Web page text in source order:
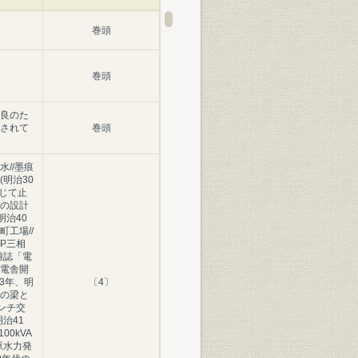
巻頭
巻頭
のた
れて
巻頭
//墨痕
明治30
て止
設計
治40
工場//
三相
誌「電
舎開
年、明
梁と
チ交
治41
水力発
〔4〕